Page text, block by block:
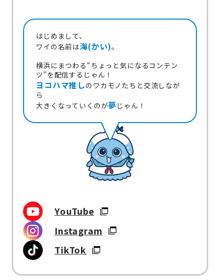
はじめまして、
ワイの名前は海(かい)。
横浜にまつわる“ちょっと気になるコンテン
ツ”を配信するじゃん！
ヨコハマ推しのワカモノたちと交流しなが
ら
大きくなっていくのが夢 じゃん！
YouTube
Instagram
TikTok